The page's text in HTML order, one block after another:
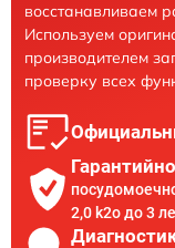
восстанавливаем
Используем
производителем
проверку всех
2,0 k2o до 3